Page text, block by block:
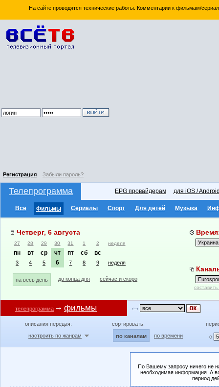
На сайте проводятся технические работы. Комментарии к фильмам/
Регистрация Забыли пароль?
Телепрограмма EPG провайдерам для iOS /
Все Фильмы Сериалы Спорт Для детей Музыка
Четверг, 6 августа
27 28 29 30 31 1 2 неделя
пн вт ср чт пт сб вс
3 4 5 6 7 8 9 неделя
на весь день до конца дня сейчас и скоро
телепрограмма фильмы
описания передач:
настроить по жанрам
сортировать:
по каналам по времени с
По Вашему запросу ничего не
необходимая информация. А
период